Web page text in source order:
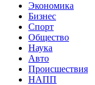
Экономика
Бизнес
Спорт
Общество
Наука
Авто
Происшествия
НАПП